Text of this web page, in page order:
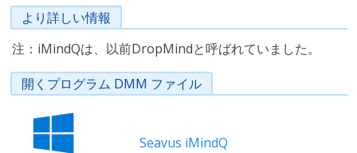
より詳しい情報
注：iMindQは、以前DropMindと呼ばれていました。
開くプログラム DMM ファイル
Seavus iMindQ